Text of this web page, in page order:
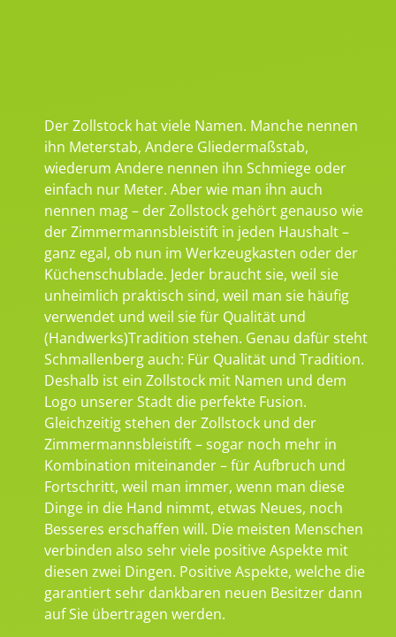
Der Zollstock hat viele Namen. Manche nennen
ihn Meterstab, Andere Gliedermaßstab,
wiederum Andere nennen ihn Schmiege oder
einfach nur Meter. Aber wie man ihn auch
nennen mag – der Zollstock gehört genauso wie
der Zimmermannsbleistift in jeden Haushalt –
ganz egal, ob nun im Werkzeugkasten oder der
Küchenschublade. Jeder braucht sie, weil sie
unheimlich praktisch sind, weil man sie häufig
verwendet und weil sie für Qualität und
(Handwerks)Tradition stehen. Genau dafür steht
Schmallenberg auch: Für Qualität und Tradition.
Deshalb ist ein Zollstock mit Namen und dem
Logo unserer Stadt die perfekte Fusion.
Gleichzeitig stehen der Zollstock und der
Zimmermannsbleistift – sogar noch mehr in
Kombination miteinander – für Aufbruch und
Fortschritt, weil man immer, wenn man diese
Dinge in die Hand nimmt, etwas Neues, noch
Besseres erschaffen will. Die meisten Menschen
verbinden also sehr viele positive Aspekte mit
diesen zwei Dingen. Positive Aspekte, welche die
garantiert sehr dankbaren neuen Besitzer dann
auf Sie übertragen werden.